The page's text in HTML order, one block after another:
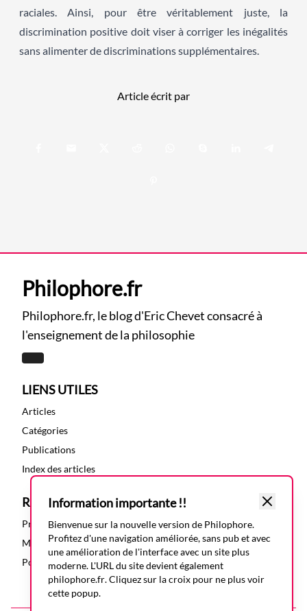
raciales. Ainsi, pour être véritablement juste, la
discrimination positive doit viser à corriger les inégalités
sans alimenter de discriminations supplémentaires.
Article écrit par
Information importante !!
Bienvenue sur la nouvelle version de Philophore.
Profitez d'une navigation améliorée, sans pub et avec
une amélioration de l'interface avec un site plus
moderne. L'URL du site devient également
philophore.fr. Cliquez sur la croix pour ne plus voir
cette popup.
Philophore.fr
Philophore.fr, le blog d'Eric Chevet consacré à
l'enseignement de la philosophie
LIENS UTILES
Articles
Catégories
Publications
Index des articles
RESSOURCES
Présentation
Mentions légales
Politique de confidentialité